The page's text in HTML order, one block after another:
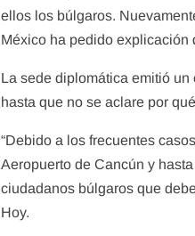
ellos los búlgaros.
México ha pedido explicación
La sede diplomática emitió
hasta que no se aclare por
“Debido a los frecuentes
Aeropuerto de Cancún y
ciudadanos búlgaros que
Hoy.